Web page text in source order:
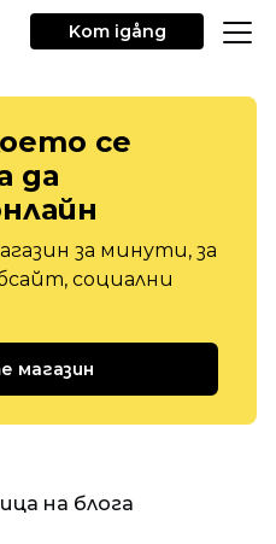
Kom igång
се
да
за минути, за
социални
магазин
на блога